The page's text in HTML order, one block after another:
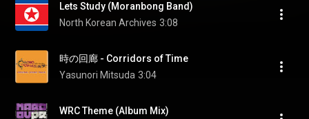
Lets Study (Moranbong Band)
North Korean Archives 3:08
時の回廊 - Corridors of Time
Yasunori Mitsuda 3:04
WRC Theme (Album Mix)